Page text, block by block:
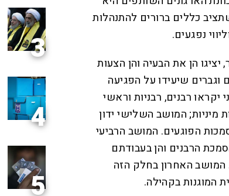
כללים ברורים להתנהלות
נפגעים.
הן את הבעיה והן הצעות
שיעידו על הפגיעה
רבנים, רבניות וראשי
מיניות; המושב השלישי ידון
הפוגעים. המושב הרביעי
הרבנים והן בעבודתם
המושב האחרון בחלק הזה
המוגנות בקהילה.
3
4
5